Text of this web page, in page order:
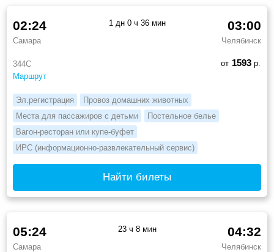
344С
Маршрут
02:24
Самара
03:00
Челябинск
1 дн 0 ч 36 мин
от 1593р.
Эл.регистрация
Провоз домашних животных
Места для пассажиров с детьми
Постельное белье
Вагон-ресторан или купе-буфет
ИРС (информационно-развлекательный сервис)
Найти билеты
05:24
Самара
04:32
Челябинск
23 ч 8 мин